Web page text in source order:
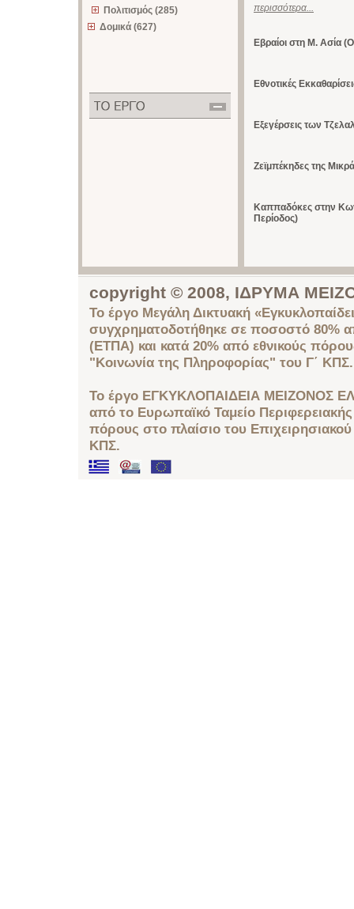
Πολιτισμός (285)
Δομικά (627)
περισσότερα...
Εβραίοι στη Μ. Ασία
Εθνοτικές
Εξεγέρσεις των
Ζεϊμπέκηδες της
Καππαδόκες στην
Περίοδος)
copyright © 2008, ΙΔΡΥΜΑ
Το έργο Μεγάλη Δικτυακή
συγχρηματοδοτήθηκε σε ποσοστό 80%
(ΕΤΠΑ) και κατά 20% από εθνικούς
"Κοινωνία της Πληροφορίας" του Γ΄ ΚΠΣ.
Το έργο ΕΓΚΥΚΛΟΠΑΙΔΕΙΑ ΜΕΙΖΟΝΟΣ
από το Ευρωπαϊκό Ταμείο
πόρους στο πλαίσιο του
ΚΠΣ.